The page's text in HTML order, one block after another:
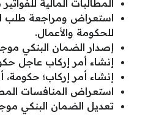
المطالبات المالية
استعراض ومراجعة طلب
للحكومة والأعمال.
إصدار الضمان البنكي
إنشاء أمر إركاب عاجل
إنشاء أمر إركاب؛ حكومة،
استعراض المنافسات
تعديل الضمان البنكي